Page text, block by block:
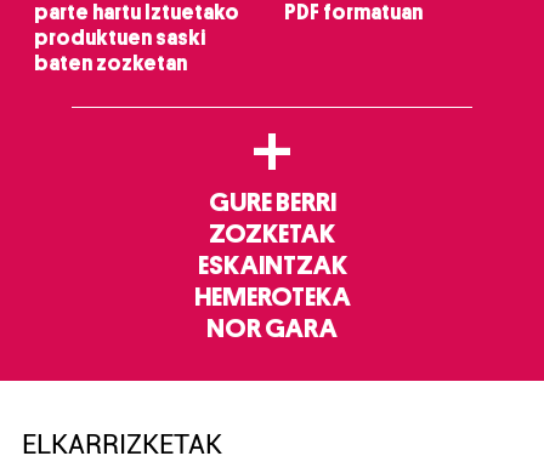
parte hartu Iztuetako
produktuen saski
baten zozketan
PDF formatuan
+
GURE BERRI
ZOZKETAK
ESKAINTZAK
HEMEROTEKA
NOR GARA
ELKARRIZKETAK